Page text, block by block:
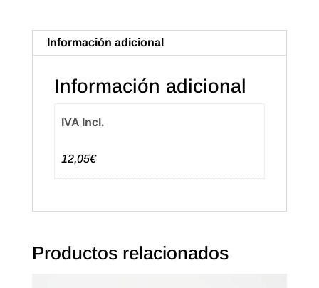
cantidad
Información adicional
Información adicional
IVA Incl.
12,05€
Productos relacionados